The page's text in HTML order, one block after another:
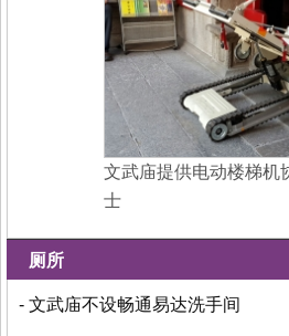
文武庙提供电动楼梯机
士
厕所
- 文武庙不设畅通易达洗手间